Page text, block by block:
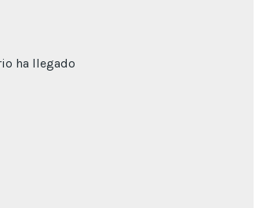
ha llegado